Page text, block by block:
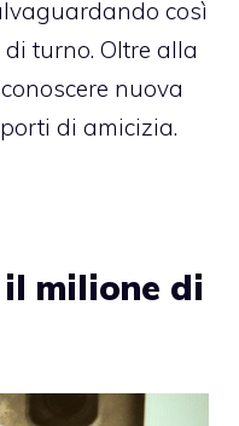
così
turno. Oltre alla
nuova
di amicizia.
milione di